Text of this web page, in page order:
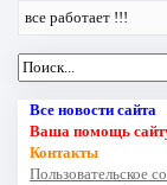
все работает !!!
Все новости сайта
Ваша помощь
Контакты
Пользовательское